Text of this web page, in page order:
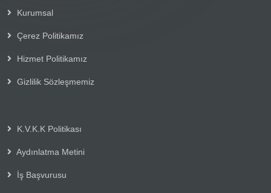
Kurumsal
Çerez Politikamız
Hizmet Politikamız
Gizlilik Sözleşmemiz
K.V.K.K Politikası
Aydınlatma Metini
İş Başvurusu